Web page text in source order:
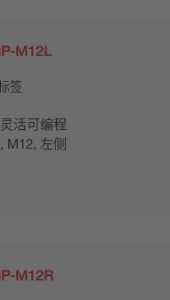
M12L
签
灵活可编程
M12, 左侧
M12R